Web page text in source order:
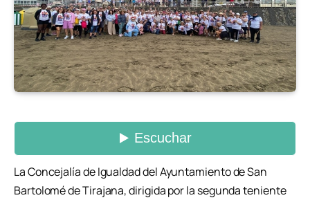
La Concejalía de Igualdad del Ayuntamiento de San
Bartolomé de Tirajana, dirigida por la segunda teniente